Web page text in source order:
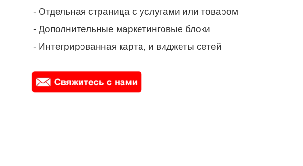
- Отдельная страница с услугами или товаром
- Дополнительные маркетинговые блоки
- Интегрированная карта, и виджеты сетей